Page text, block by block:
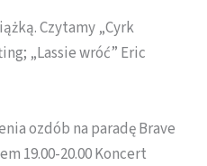
Czytamy „Cyrk
„Lassie wróć” Eric
ozdób na paradę Brave
19.00-20.00 Koncert